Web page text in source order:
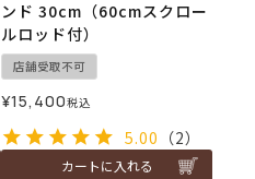
ンド 30cm（60cmスクロー
ルロッド付）
店舗受取不可
¥15,400税込
5.00 （2）
カートに入れる